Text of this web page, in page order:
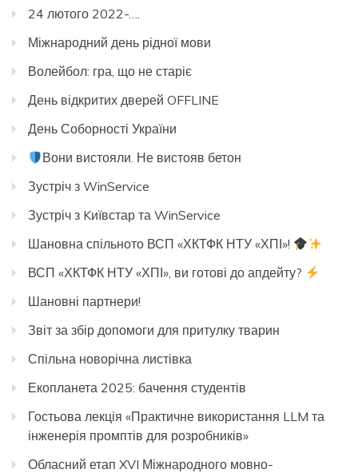
24 лютого 2022-….
Міжнародний день рідної мови
Волейбол: гра, що не старіє
День відкритих дверей OFFLINE
День Соборності України
Вони вистояли. Не вистояв бетон
Зустріч з WinService
Зустріч з Kиївстар та WinService
Шановна спільното ВСП «ХКТФК НТУ «ХПІ»!
ВСП «ХКТФК НТУ «ХПІ», ви готові до апдейту?
Шановні партнери!
Звіт за збір допомоги для притулку тварин
Спільна новорічна листівка
Екопланета 2025: бачення студентів
Гостьова лекція «Практичне використання LLM та
інженерія промптів для розробників»
Обласний етап XVI Міжнародного мовно-